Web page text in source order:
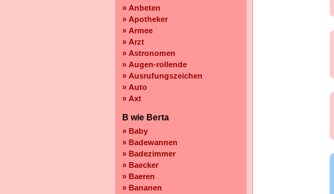
» Anbeten
» Apotheker
» Armee
» Arzt
» Astronomen
» Augen-rollende
» Ausrufungszeichen
» Auto
» Axt
B wie Berta
» Baby
» Badewannen
» Badezimmer
» Baecker
» Baeren
» Bananen